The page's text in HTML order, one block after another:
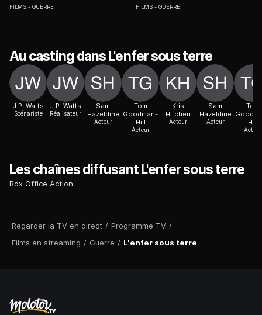
Regarder la TV en direct / Programme TV /
Films en streaming / Guerre / L'enfer sous terre
FILMS GUERRE FILMS GUERRE
Au casting dans L'enfer sous terre
J.P. Watts
Scénariste
J.P. Watts
Réalisateur
Sam
Hazeldine
Acteur
Tom
Goodman-
Hill
Acteur
Kris
Hitchen
Acteur
Sam
Hazeldine
Acteur
Tom
Hill
Acteur
Les chaînes diffusant L'enfer sous terre
Box Office Action